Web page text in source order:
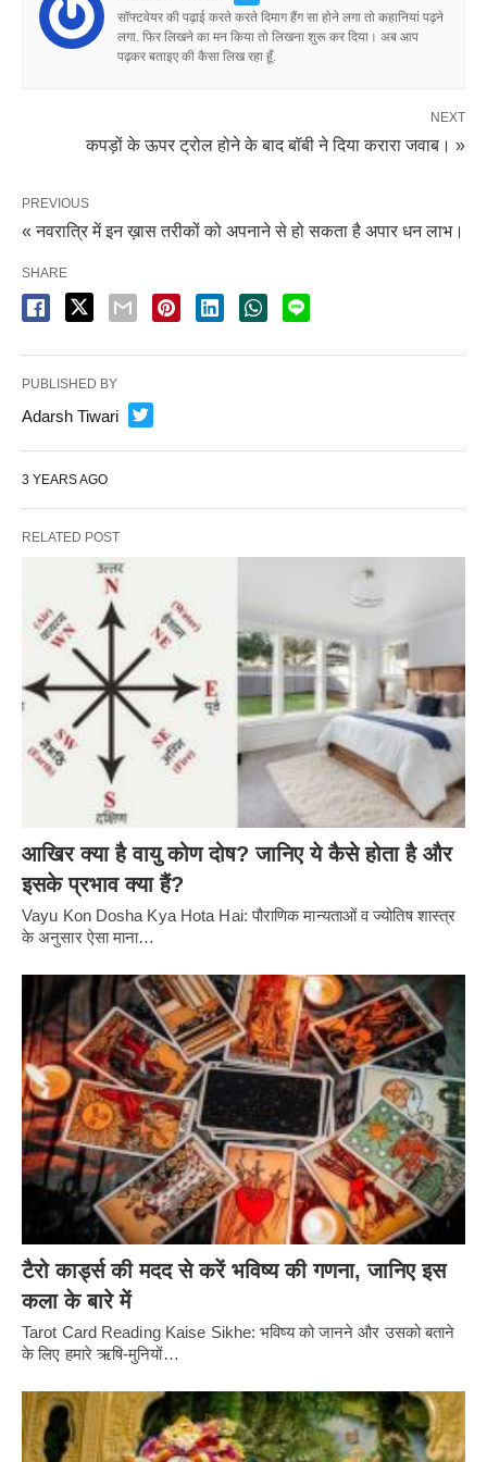
सॉफ्टवेयर की पढ़ाई करते करते दिमाग हैंग सा होने लगा तो कहानियां पढ़ने
लगा. फिर लिखने का मन किया तो लिखना शुरू कर दिया। अब आप
पढ़कर बताइए की कैसा लिख रहा हूँ.
NEXT
कपड़ों के ऊपर ट्रोल होने के बाद बॉबी ने दिया करारा जवाब। »
PREVIOUS
« नवरात्रि में इन ख़ास तरीकों को अपनाने से हो सकता है अपार धन लाभ।
SHARE
PUBLISHED BY
Adarsh Tiwari
3 YEARS AGO
RELATED POST
आखिर क्या है वायु कोण दोष? जानिए ये कैसे होता है और
इसके प्रभाव क्या हैं?
Vayu Kon Dosha Kya Hota Hai: पौराणिक मान्यताओं व ज्योतिष शास्त्र
के अनुसार ऐसा माना…
टैरो कार्ड्स की मदद से करें भविष्य की गणना, जानिए इस
कला के बारे में
Tarot Card Reading Kaise Sikhe: भविष्य को जानने और उसको बताने
के लिए हमारे ऋषि-मुनियों…